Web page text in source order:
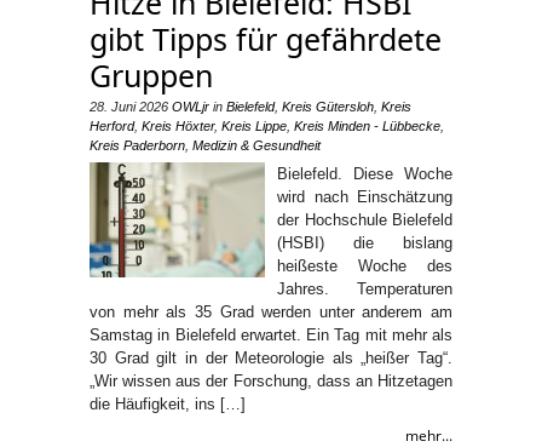
gibt Tipps für gefährdete
Gruppen
28. Juni 2026 OWLjr in Bielefeld, Kreis Gütersloh Kreis
Herford, Kreis Höxter, Kreis Lippe Kreis Minden - Lübbecke
Kreis Paderborn Medizin & Gesundheit
Bielefeld. Diese Woche
wird nach Einschätzung
der Hochschule Bielefeld
(HSBI) die bislang
heißeste Woche des
Jahres. Temperaturen
von mehr als 35 Grad werden unter anderem am
Samstag in Bielefeld erwartet. Ein Tag mit mehr als
30 Grad gilt in der Meteorologie als „heißer Tag“.
„Wir wissen aus der Forschung, dass an Hitzetagen
die Häufigkeit, ins […]
mehr...